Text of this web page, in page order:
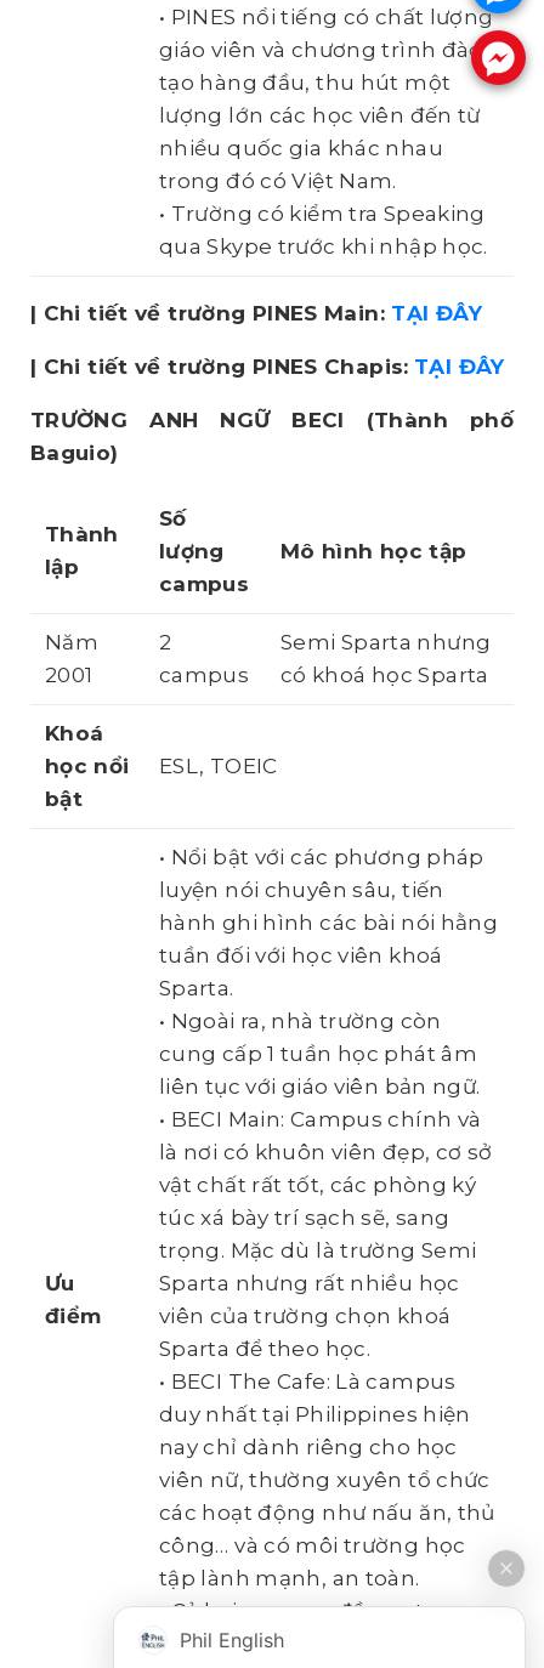
• PINES nổi tiếng có chất lượng
giáo viên và chương trình đào
tạo hàng đầu, thu hút một
lượng lớn các học viên đến từ
nhiều quốc gia khác nhau
trong đó có Việt Nam.
• Trường có kiểm tra Speaking
qua Skype trước khi nhập học.
| Chi tiết về trường PINES Main: TẠI ĐÂY
| Chi tiết về trường PINES Chapis: TẠI ĐÂY
TRƯỜNG ANH NGỮ BECI (Thành phố
Baguio)
Thành
lập
Số
lượng
campus
Mô hình học tập
Năm
2001
2
campus
Semi Sparta nhưng
có khoá học Sparta
Khoá
học nổi
bật
ESL, TOEIC
Ưu
điểm
• Nổi bật với các phương pháp
luyện nói chuyên sâu, tiến
hành ghi hình các bài nói hằng
tuần đối với học viên khoá
Sparta.
• Ngoài ra, nhà trường còn
cung cấp 1 tuần học phát âm
liên tục với giáo viên bản ngữ.
• BECI Main: Campus chính và
là nơi có khuôn viên đẹp, cơ sở
vật chất rất tốt, các phòng ký
túc xá bày trí sạch sẽ, sang
trọng. Mặc dù là trường Semi
Sparta nhưng rất nhiều học
viên của trường chọn khoá
Sparta để theo học.
• BECI The Cafe: Là campus
duy nhất tại Philippines hiện
nay chỉ dành riêng cho học
viên nữ, thường xuyên tổ chức
các hoạt động như nấu ăn, thủ
công… và có môi trường học
tập lành mạnh, an toàn.
• Cả hai campus đều xa trung
tâm thành phố nhưng lại có
.
Phil English